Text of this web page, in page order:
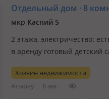
Отдельный дом · 8
мкр Каспий 5
2 этажа, электричество:
в аренду готовый детский
разные варианты
Хозяин недвижимости
Атырау
6 авг.